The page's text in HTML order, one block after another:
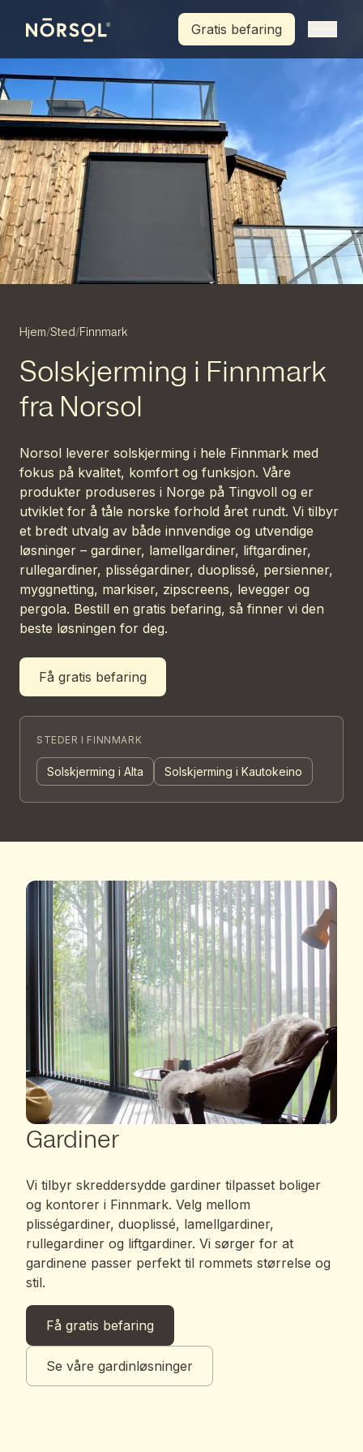
Gratis befaring
Hjem/Sted/Finnmark
Solskjerming i Finnmark
fra Norsol
Norsol leverer solskjerming i hele Finnmark med
fokus på kvalitet, komfort og funksjon. Våre
produkter produseres i Norge på Tingvoll og er
utviklet for å tåle norske forhold året rundt. Vi tilbyr
et bredt utvalg av både innvendige og utvendige
løsninger – gardiner, lamellgardiner, liftgardiner,
rullegardiner, plisségardiner, duoplissé, persienner,
myggnetting, markiser, zipscreens, levegger og
pergola. Bestill en gratis befaring, så finner vi den
beste løsningen for deg.
Få gratis befaring
STEDER I FINNMARK
Solskjerming i Alta Solskjerming i Kautokeino
Gardiner
Vi tilbyr skreddersydde gardiner tilpasset boliger
og kontorer i Finnmark. Velg mellom
plisségardiner, duoplissé, lamellgardiner,
rullegardiner og liftgardiner. Vi sørger for at
gardinene passer perfekt til rommets størrelse og
stil.
Få gratis befaring
Se våre gardinløsninger